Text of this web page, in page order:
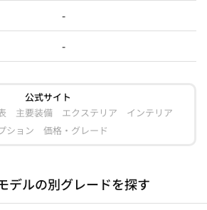
-
-
公式サイト
主要装備 エクステリア
インテリア
ション
価格・グレード
デルの別グレードを探す